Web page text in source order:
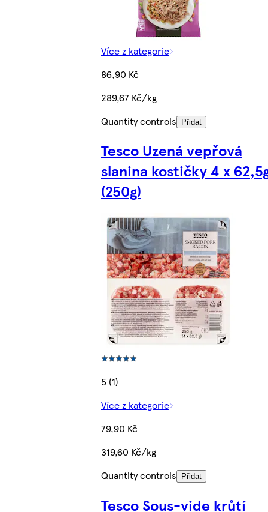
Více z kategorie
86,90 Kč
289,67 Kč/kg
Quantity controls
Přidat
Tesco Uzená vepřová
slanina kostičky 4 x
(250g)
5 (1)
Více z kategorie
79,90 Kč
319,60 Kč/kg
Quantity controls
Přidat
Tesco Sous-vide krůtí